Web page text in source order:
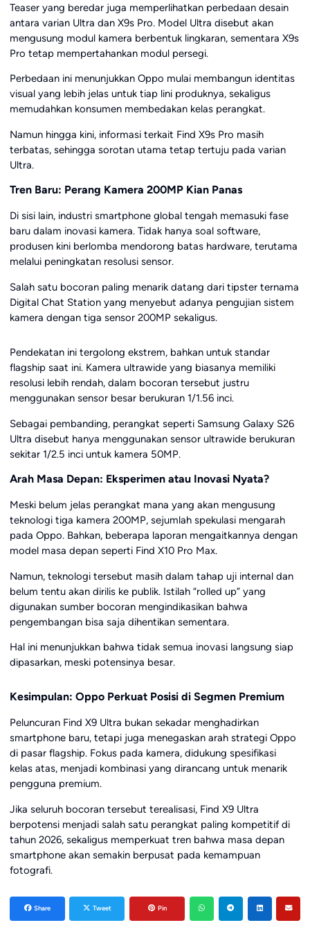
Teaser yang beredar juga memperlihatkan perbedaan desain
antara varian Ultra dan X9s Pro. Model Ultra disebut akan
mengusung modul kamera berbentuk lingkaran, sementara X9s
Pro tetap mempertahankan modul persegi.
Perbedaan ini menunjukkan Oppo mulai membangun identitas
visual yang lebih jelas untuk tiap lini produknya, sekaligus
memudahkan konsumen membedakan kelas perangkat.
Namun hingga kini, informasi terkait Find X9s Pro masih
terbatas, sehingga sorotan utama tetap tertuju pada varian
Ultra.
Tren Baru: Perang Kamera 200MP Kian Panas
Di sisi lain, industri smartphone global tengah memasuki fase
baru dalam inovasi kamera. Tidak hanya soal software,
produsen kini berlomba mendorong batas hardware, terutama
melalui peningkatan resolusi sensor.
Salah satu bocoran paling menarik datang dari tipster ternama
Digital Chat Stationyang menyebut adanya pengujian sistem
kamera dengan tiga sensor 200MP sekaligus.
Pendekatan ini tergolong ekstrem, bahkan untuk standar
flagship saat ini. Kamera ultrawide yang biasanya memiliki
resolusi lebih rendah, dalam bocoran tersebut justru
menggunakan sensor besar berukuran 1/1.56 inci.
Sebagai pembanding, perangkat seperti Samsung Galaxy S26
Ultra disebut hanya menggunakan sensor ultrawide berukuran
sekitar 1/2.5 inci untuk kamera 50MP.
Arah Masa Depan: Eksperimen atau Inovasi Nyata?
Meski belum jelas perangkat mana yang akan mengusung
teknologi tiga kamera 200MP, sejumlah spekulasi mengarah
pada Oppo. Bahkan, beberapa laporan mengaitkannya dengan
model masa depan seperti Find X10 Pro Max.
Namun, teknologi tersebut masih dalam tahap uji internal dan
belum tentu akan dirilis ke publik. Istilah “rolled up” yang
digunakan sumber bocoran mengindikasikan bahwa
pengembangan bisa saja dihentikan sementara.
Hal ini menunjukkan bahwa tidak semua inovasi langsung siap
dipasarkan, meski potensinya besar.
Kesimpulan: Oppo Perkuat Posisi di Segmen Premium
Peluncuran Find X9 Ultra bukan sekadar menghadirkan
smartphone baru, tetapi juga menegaskan arah strategi Oppo
di pasar flagship. Fokus pada kamera, didukung spesifikasi
kelas atas, menjadi kombinasi yang dirancang untuk menarik
pengguna premium.
Jika seluruh bocoran tersebut terealisasi, Find X9 Ultra
berpotensi menjadi salah satu perangkat paling kompetitif di
tahun 2026, sekaligus memperkuat tren bahwa masa depan
smartphone akan semakin berpusat pada kemampuan
fotografi.
Share Tweet Pin